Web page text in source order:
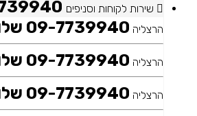
שירות לקוחות וסניפים
הרצליה 09-7739940 שלוחה 2 (חנות + זאפ)
הרצליה 09-7739940 שלוחה 1 (מעבדה ראשית)
הרצליה 09-7739940 שלוחה 3